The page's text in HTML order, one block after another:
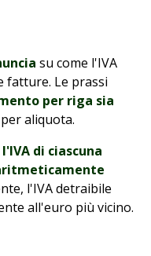
su come l'IVA
fatture. Le prassi
per riga sia
per aliquota.
l'IVA di ciascuna
l'IVA detraibile
all'euro più vicino.